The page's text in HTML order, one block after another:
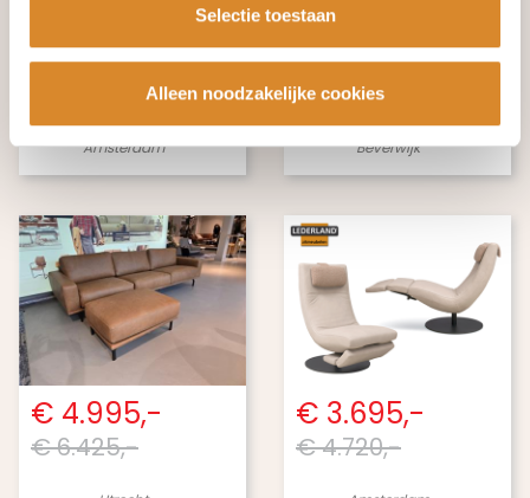
Selectie toestaan
Alleen noodzakelijke cookies
€ 1.695,-
Amsterdam
€ 495,-
€ 1.449,-
Beverwijk
€ 4.995,-
€ 6.425,-
€ 3.695,-
€ 4.720,-